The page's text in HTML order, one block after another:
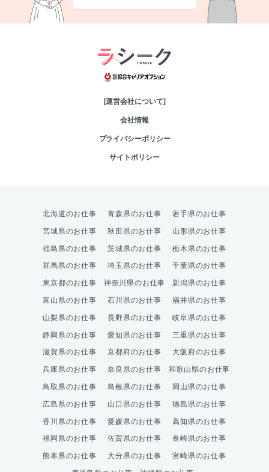
[運営会社について]
会社情報
プライバシーポリシー
サイトポリシー
北海道のお仕事 青森県のお仕事 岩手県のお仕事
宮城県のお仕事 秋田県のお仕事 山形県のお仕事
福島県のお仕事 茨城県のお仕事 栃木県のお仕事
群馬県のお仕事 埼玉県のお仕事 千葉県のお仕事
東京都のお仕事 神奈川県のお仕事 新潟県のお仕事
富山県のお仕事 石川県のお仕事 福井県のお仕事
山梨県のお仕事 長野県のお仕事 岐阜県のお仕事
静岡県のお仕事 愛知県のお仕事 三重県のお仕事
滋賀県のお仕事 京都府のお仕事 大阪府のお仕事
兵庫県のお仕事 奈良県のお仕事 和歌山県のお仕事
鳥取県のお仕事 島根県のお仕事 岡山県のお仕事
広島県のお仕事 山口県のお仕事 徳島県のお仕事
香川県のお仕事 愛媛県のお仕事 高知県のお仕事
福岡県のお仕事 佐賀県のお仕事 長崎県のお仕事
熊本県のお仕事 大分県のお仕事 宮崎県のお仕事